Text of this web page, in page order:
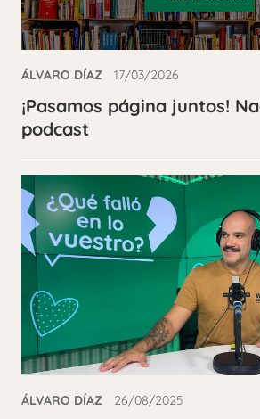
ÁLVARO DÍAZ 17/03/2026
¡Pasamos página juntos!
podcast
ÁLVARO DÍAZ 26/08/2025